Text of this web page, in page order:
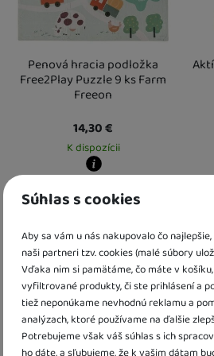
Súhlas s cookies
Aby sa vám u nás nakupovalo čo
naši partneri tzv. cookies (malé súbory
Vďaka nim si pamätáme, čo máte v
vyfiltrované produkty, či ste prihlásení a
tiež neponúkame nevhodnú reklamu a
analýzach, ktoré používame na ďalšie
Potrebujeme však váš súhlas s ich
Penová hracia podložka
Free2Play Puzzle 9 ks Farm
Freeon
14,30€
K dispozícii
Kdy zboží dostanete?
Osobný odber vo výdajnom mieste
Obľúbené